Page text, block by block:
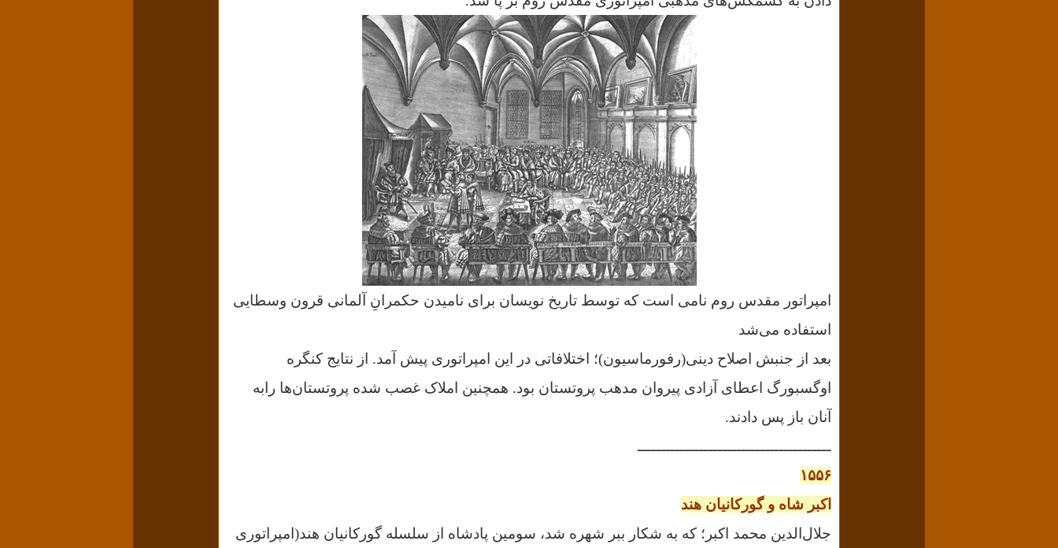
امپراتور مقدس روم نامی است که توسط تاریخ نویسان برای نامیدن حکمرانِ آلمانی قرون وسطایی
استفاده می‌شد
بعد از جنبش اصلاح دینی(رفورماسیون)؛ اختلافاتی در این امپراتوری پیش آمد. از نتایج کنگره
اوگسبورگ اعطای آزادی پیروان مدهب پروتستان بود. همچنین املاک غصب شده پروتستان‌ها رابه
آنان باز پس دادند.
ـــــــــــــــــــــــــــــــــــــــــ
۱۵۵۶
اکبر شاه و گورکانیان هند
جلال‌الدین محمد اکبر؛ که به شکار ببر شهره شد، سومین پادشاه از سلسله گورکانیان هند(امپراتوری